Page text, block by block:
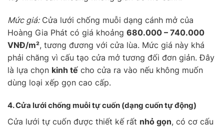
Mức giá:Cửa lưới chống muỗi dạng cánh mở của
Hoàng Gia Phát có giá khoảng 680.000 – 740.000
VNĐ/m², tương đương với cửa lùa. Mức giá này khá
phải chăng vì cấu tạo cửa mở tương đối đơn giản. Đây
là lựa chọn kinh tế cho cửa ra vào nếu không muốn
dùng loại xếp gọn cao cấp.
4. Cửa lưới chống muỗitự cuốn (dạng cuốn tự động)
Cửa lưới tự cuốn được thiết kế rất nhỏ gọn, có cơ cấu